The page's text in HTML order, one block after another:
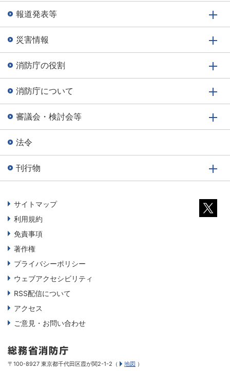
報道発表等
災害情報
消防庁の役割
消防庁について
審議会・検討会等
法令
刊行物
サイトマップ
利用規約
免責事項
著作権
プライバシーポリシー
ウェブアクセシビリティ
RSS配信について
アクセス
ご意見・お問い合わせ
〒100-8927 東京都千代田区霞が関2-1-2（ 地図 ）